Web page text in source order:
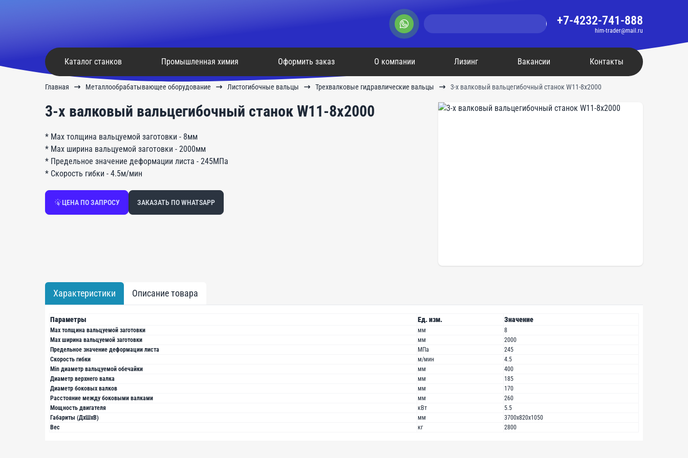
+7-4232-741-888
him-trader@mail.ru
Каталог станков Промышленная химия Оформить заказ О компании Лизинг Вакансии Контакты
Главная Металлообрабатывающее оборудование Листогибочные вальцы Трехвалковые гидравлические вальцы 3-х валковый вальцегибочный станок W11-8х2000
3-х валковый вальцегибочный станок W11-8х2000
* Max толщина вальцуемой заготовки - 8мм
* Max ширина вальцуемой заготовки - 2000мм
* Предельное значение деформации листа - 245МПа
* Скорость гибки - 4.5м/мин
ЦЕНА ПО ЗАПРОСУ ЗАКАЗАТЬ ПО WHATSAPP
Характеристики Описание товара
Параметры Ед. изм. Значение
Max толщина вальцуемой заготовки мм
8
Max ширина вальцуемой заготовки
мм
2000
Предельное значение деформации листа
МПа
245
Скорость гибки
м/мин
4.5
Min диаметр вальцуемой обечайки
мм
400
Диаметр верхнего валка
мм
185
Диаметр боковых валков
мм
170
Расстояние между боковыми валками
мм
260
Мощность двигателя
кВт
5.5
Габариты (ДхШхВ)
мм
3700х820х1050
Вес
кг 2800